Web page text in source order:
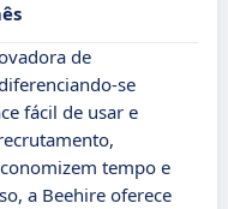
de
se
fácil de usar e
tempo e
a Beehire oferece